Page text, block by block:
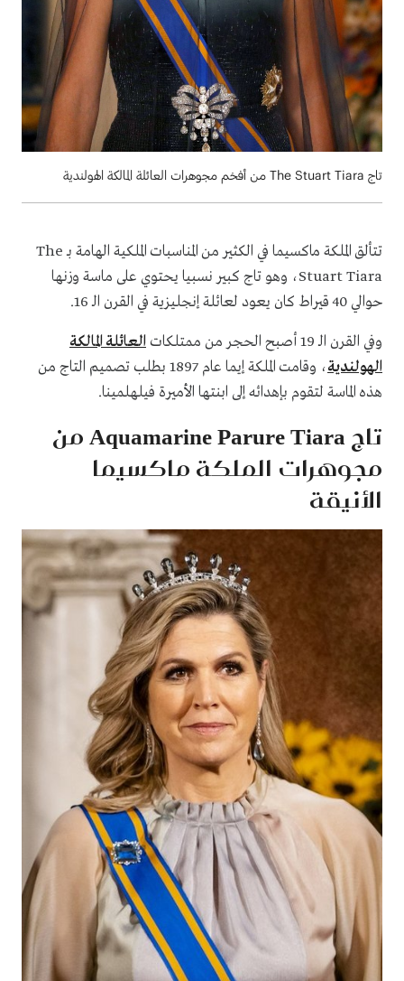
تاج The Stuart Tiara من أفخم مجوهرات العائلة المالكة الهولندية
تتألق الملكة ماكسيما في الكثير من المناسبات الملكية الهامة بـ The
Stuart Tiara، وهو تاج كبير نسبيا يحتوي على ماسة وزنها
حوالي 40 قيراط كان يعود لعائلة إنجليزية في القرن الـ 16.
وفي القرن الـ 19 أصبح الحجر من ممتلكات
العائلة المالكة
الهولندية
، وقامت الملكة إيما عام 1897 بطلب تصميم التاج من
هذه الماسة لتقوم بإهدائه إلى ابنتها الأميرة فيلهلمينا.
تاج Aquamarine Parure Tiara من
مجوهرات الملكة ماكسيما
الأنيقة